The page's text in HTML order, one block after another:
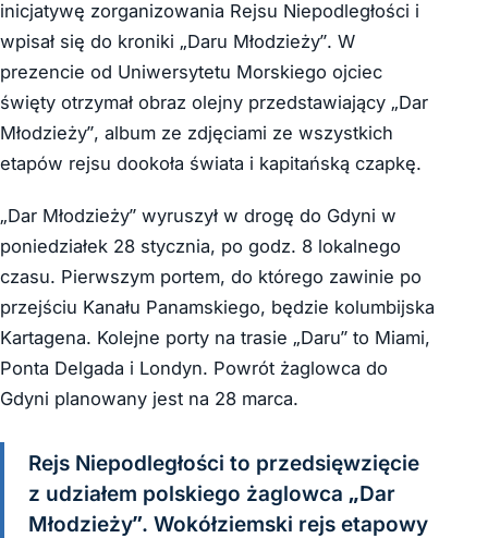
inicjatywę zorganizowania Rejsu Niepodległości i
wpisał się do kroniki „Daru Młodzieży”. W
prezencie od Uniwersytetu Morskiego ojciec
święty otrzymał obraz olejny przedstawiający „Dar
Młodzieży”, album ze zdjęciami ze wszystkich
etapów rejsu dookoła świata i kapitańską czapkę.
„Dar Młodzieży” wyruszył w drogę do Gdyni w
poniedziałek 28 stycznia, po godz. 8 lokalnego
czasu. Pierwszym portem, do którego zawinie po
przejściu Kanału Panamskiego, będzie kolumbijska
Kartagena. Kolejne porty na trasie „Daru” to Miami,
Ponta Delgada i Londyn. Powrót żaglowca do
Gdyni planowany jest na 28 marca.
Rejs Niepodległości to przedsięwzięcie
z udziałem polskiego żaglowca „Dar
Młodzieży”. Wokółziemski rejs etapowy